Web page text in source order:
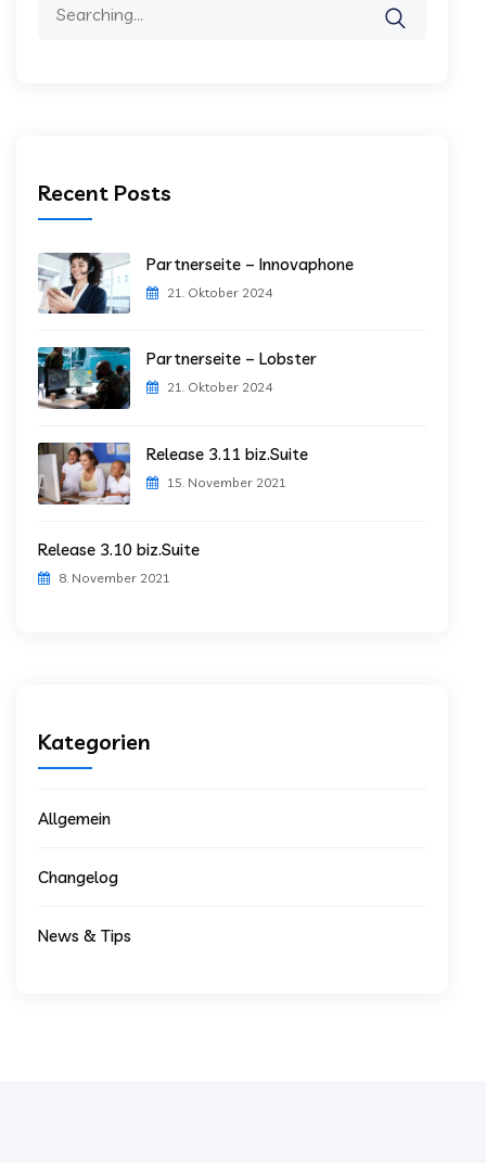
Recent Posts
Partnerseite – Innovaphone
21. Oktober 2024
Partnerseite – Lobster
21. Oktober 2024
Release 3.11 biz.Suite
15. November 2021
Release 3.10 biz.Suite
8. November 2021
Kategorien
Allgemein
Changelog
News & Tips